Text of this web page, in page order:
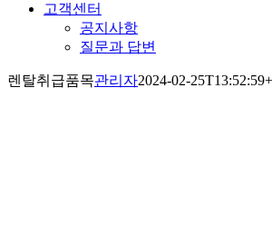
고객센터
공지사항
질문과 답변
렌탈취급품목관리자2024-02-